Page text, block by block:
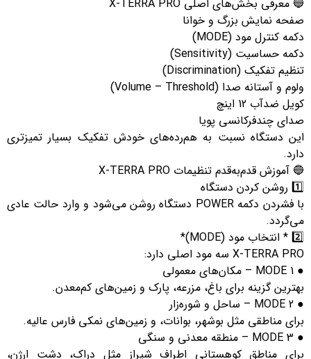
🔵 معرفی بخش‌های اصلی X-TERRA PRO
صفحه نمایش بزرگ و خوانا
دکمه کنترل مود (MODE)
دکمه حساسیت (Sensitivity)
تنظیم تفکیک (Discrimination)
ولوم و آستانه صدا (Volume – Threshold)
کویل ضدآب 12 اینچ
صدای چندفرکانسی پویا
این دستگاه نسبت به هم‌رده‌های خودش تفکیک بسیار تمیزتری
دارد.
🔵 آموزش قدم‌به‌قدم تنظیمات X-TERRA PRO
1️⃣ روشن کردن دستگاه
با فشردن دکمه POWER دستگاه روشن می‌شود و وارد حالت عادی
می‌گردد.
2️⃣ * انتخاب مود (MODE)*
X-TERRA PRO سه مود اصلی دارد:
● MODE 1 – مکان‌های معمولی
بهترین گزینه برای باغ، مزرعه، پارک و زمین‌های کم‌معدن.
● MODE 2 – ساحل و شوره‌زار
برای مناطقی مثل بوشهر، بوانات، و زمین‌های نمکی فارس عالیه.
● MODE 3 – منطقه معدنی و سنگی
برای مناطق کوهستانی اطراف شیراز مثل دراک، دشت ارژن،